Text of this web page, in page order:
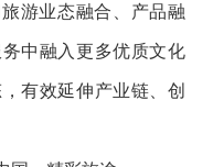
游业态融合、产品融
中融入更多优质文化
有效延伸产业链、创